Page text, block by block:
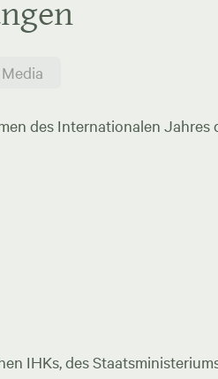
Media
des Internationalen Jahres
IHKs, des